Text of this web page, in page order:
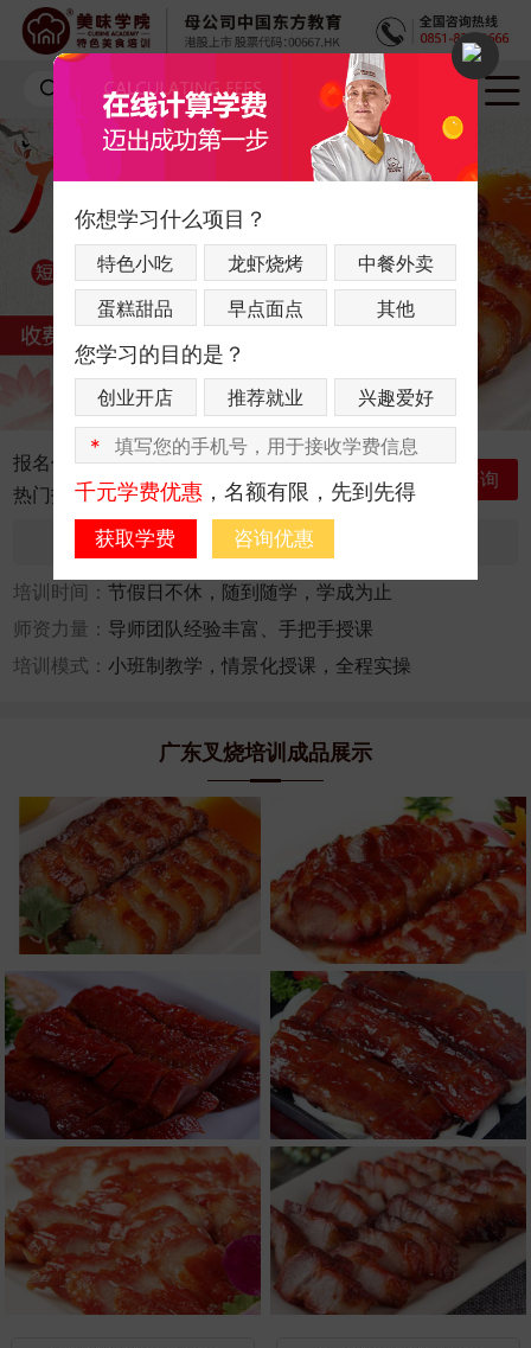
报名优惠：联系咨询老师获取最新优惠
热门指数：
立即咨询
咨询人数：15688
培训时间：节假日不休，随到随学，学成为止
师资力量： 导师团队经验丰富、手把手授课
培训模式：小班制教学，情景化授课，全程实操
广东叉烧培训成品展示
你想学习什么项目？
特色小吃 龙虾烧烤
中餐外卖
蛋糕甜品
早点面点 其他
您学习的目的是？
创业开店 推荐就业 兴趣爱好
*
千元学费优惠，名额有限，先到先得
获取学费 咨询优惠